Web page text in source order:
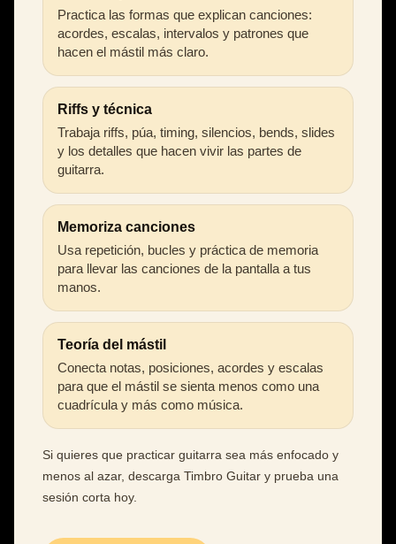
Practica las formas que explican canciones:
acordes, escalas, intervalos y patrones que
hacen el mástil más claro.
Riffs y técnica
Trabaja riffs, púa, timing, silencios, bends, slides
y los detalles que hacen vivir las partes de
guitarra.
Memoriza canciones
Usa repetición, bucles y práctica de memoria
para llevar las canciones de la pantalla a tus
manos.
Teoría del mástil
Conecta notas, posiciones, acordes y escalas
para que el mástil se sienta menos como una
cuadrícula y más como música.
Si quieres que practicar guitarra sea más enfocado y
menos al azar, descarga Timbro Guitar y prueba una
sesión corta hoy.